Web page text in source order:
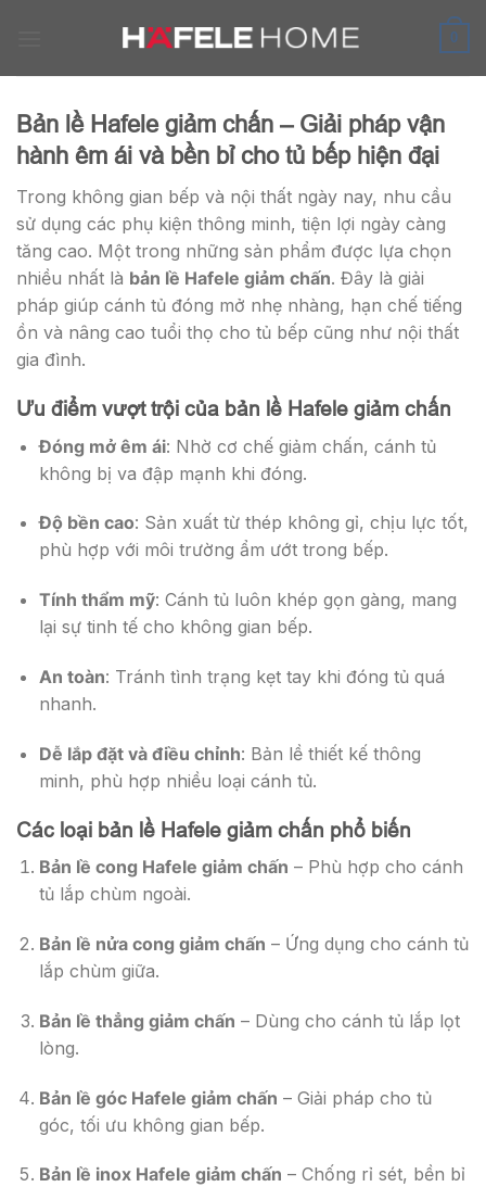
0
Bản lề Hafele giảm chấn – Giải pháp vận
hành êm ái và bền bỉ cho tủ bếp hiện đại
Trong không gian bếp và nội thất ngày nay, nhu cầu
sử dụng các phụ kiện thông minh, tiện lợi ngày càng
tăng cao. Một trong những sản phẩm được lựa chọn
nhiều nhất là bản lề Hafele giảm chấn. Đây là giải
pháp giúp cánh tủ đóng mở nhẹ nhàng, hạn chế tiếng
ồn và nâng cao tuổi thọ cho tủ bếp cũng như nội thất
gia đình.
Ưu điểm vượt trội của bản lề Hafele giảm chấn
Đóng mở êm ái: Nhờ cơ chế giảm chấn, cánh tủ
không bị va đập mạnh khi đóng.
Độ bền cao: Sản xuất từ thép không gỉ, chịu lực tốt,
phù hợp với môi trường ẩm ướt trong bếp.
Tính thẩm mỹ: Cánh tủ luôn khép gọn gàng, mang
lại sự tinh tế cho không gian bếp.
An toàn: Tránh tình trạng kẹt tay khi đóng tủ quá
nhanh.
Dễ lắp đặt và điều chỉnh: Bản lề thiết kế thông
minh, phù hợp nhiều loại cánh tủ.
Các loại bản lề Hafele giảm chấn phổ biến
Bản lề cong Hafele giảm chấn – Phù hợp cho cánh
tủ lắp chùm ngoài.
Bản lề nửa cong giảm chấn – Ứng dụng cho cánh tủ
lắp chùm giữa.
Bản lề thẳng giảm chấn – Dùng cho cánh tủ lắp lọt
lòng.
Bản lề góc Hafele giảm chấn – Giải pháp cho tủ
góc, tối ưu không gian bếp.
Bản lề inox Hafele giảm chấn – Chống rỉ sét, bền bỉ